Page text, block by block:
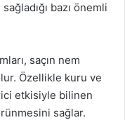
bazı önemli
saçın nem
Özellikle kuru ve
etkisiyle bilinen
sağlar.